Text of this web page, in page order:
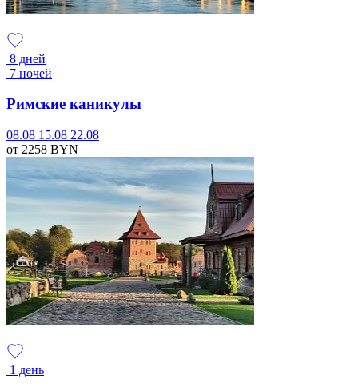
8 дней
7 ночей
Римские каникулы
08.08 15.08 22.08
от 2258 BYN
1 день